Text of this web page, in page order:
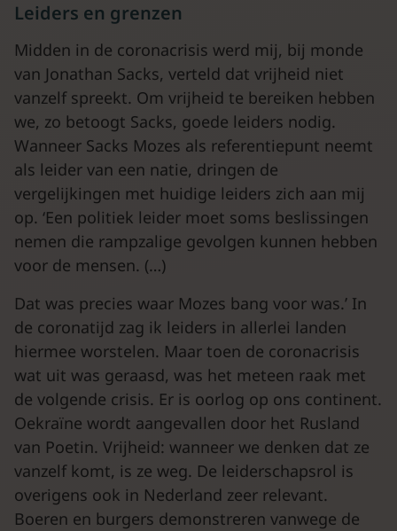
Leiders en grenzen
Midden in de coronacrisis werd mij, bij monde
van Jonathan Sacks, verteld dat vrijheid niet
vanzelf spreekt. Om vrijheid te bereiken hebben
we, zo betoogt Sacks, goede leiders nodig.
Wanneer Sacks Mozes als referentiepunt neemt
als leider van een natie, dringen de
vergelijkingen met huidige leiders zich aan mij
op. ‘Een politiek leider moet soms beslissingen
nemen die rampzalige gevolgen kunnen hebben
voor de mensen. (…)
Dat was precies waar Mozes bang voor was.’ In
de coronatijd zag ik leiders in allerlei landen
hiermee worstelen. Maar toen de coronacrisis
wat uit was geraasd, was het meteen raak met
de volgende crisis. Er is oorlog op ons continent.
Oekraïne wordt aangevallen door het Rusland
van Poetin. Vrijheid: wanneer we denken dat ze
vanzelf komt, is ze weg. De leiderschapsrol is
overigens ook in Nederland zeer relevant.
Boeren en burgers demonstreren vanwege de